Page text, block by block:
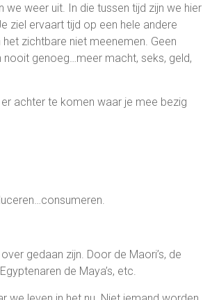
weer uit. In die tussen tijd zijn we hier
ziel ervaart tijd op een hele andere
zichtbare niet meenemen. Geen
genoeg…meer macht, seks, geld,
achter te komen waar je mee bezig
gedaan zijn. Door de Maori’s, de
de Maya’s, etc.